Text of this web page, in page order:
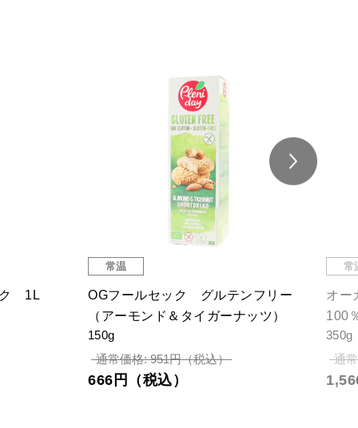
常温
グルテンフリー 玄米チーズビスコッ
ティー(ブラックペッパー)
25g
216円（税込）
常
グル
ティ
25g
216